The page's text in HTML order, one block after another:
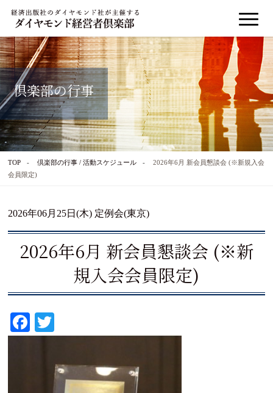
倶楽部の行事
TOP 倶楽部の行事 / 活動スケジュール
2026年6月 新会員懇談会 (※新規入会
会員限定)
2026年06月25日(木) 定例会(東京)
2026年6月 新会員懇談会 (※新
規入会会員限定)
Fa
ce wi
tte
r